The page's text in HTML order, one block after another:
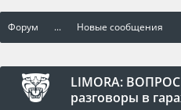
Форум ... Новые сообщения
LIMORA:
разговоры в